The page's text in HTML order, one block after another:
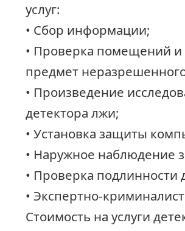
услуг:
• Сбор информации;
• Проверка помещений и
предмет
• Произведение
детектора лжи;
• Установка защиты
• Наружное наблюдение
• Проверка подлинности
• Экспертно-
Стоимость на услуги